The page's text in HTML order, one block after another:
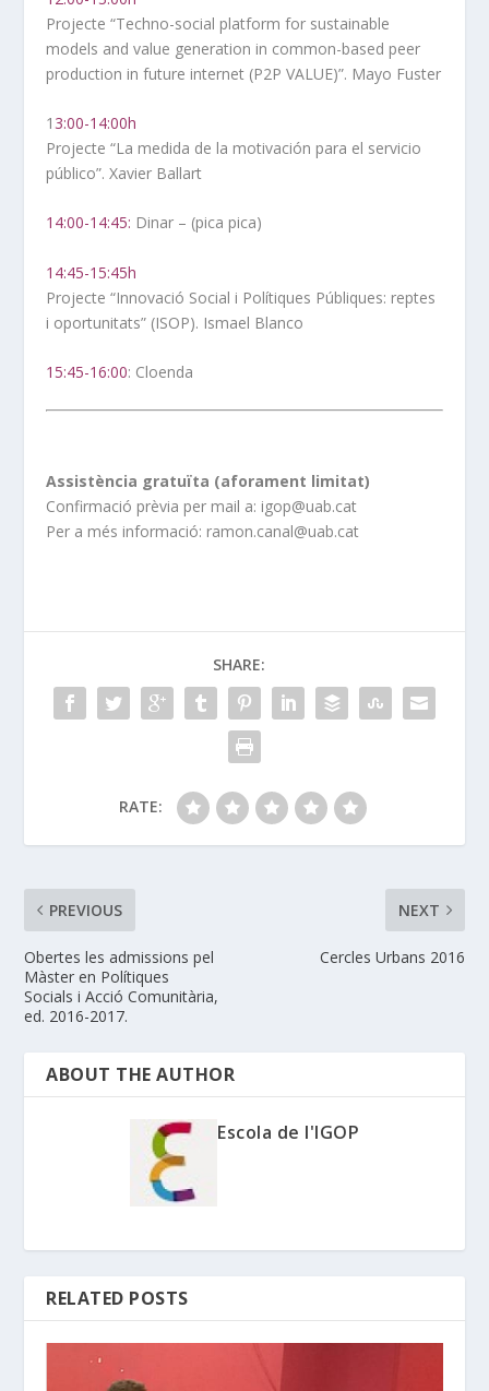
Projecte “Techno-social platform for sustainable
models and value generation in common-based peer
production in future internet (P2P VALUE)”. Mayo Fuster
1 3:00-14:00h
Projecte “La medida de la motivación para el servicio
público”. Xavier Ballart
14:00-14:45: Dinar – (pica pica)
14:45-15:45h
Projecte “Innovació Social i Polítiques Públiques: reptes
i oportunitats” (ISOP). Ismael Blanco
15:45-16:00: Cloenda
Assistència gratuïta (aforament limitat)
Confirmació prèvia per mail a: igop@uab.cat
Per a més informació: ramon.canal@uab.cat
SHARE:
RATE:
PREVIOUS
Obertes les admissions pel
Màster en Polítiques
Socials i Acció Comunitària,
ed. 2016-2017.
NEXT
Cercles Urbans 2016
ABOUT THE AUTHOR
Escola de l'IGOP
RELATED POSTS